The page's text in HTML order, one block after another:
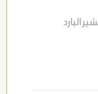
البارد